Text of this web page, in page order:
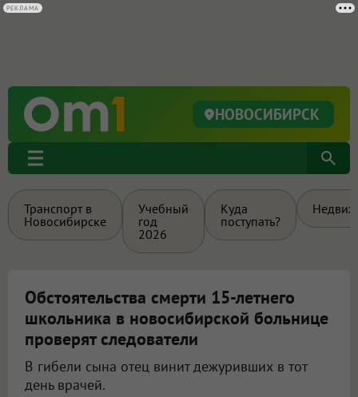
НОВОСИБИРСК
Транспорт в
Новосибирске
Учебный
год
2026
Куда
поступать?
Обстоятельства смерти 15-летнего
школьника в новосибирской больнице
проверят следователи
В гибели сына отец винит дежуривших в тот
день врачей.
РЕКЛАМА